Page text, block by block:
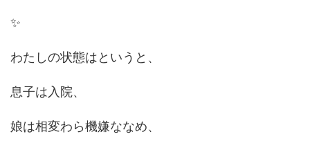
✨
わたしの状態はというと、
息子は入院、
娘は相変わら機嫌ななめ、